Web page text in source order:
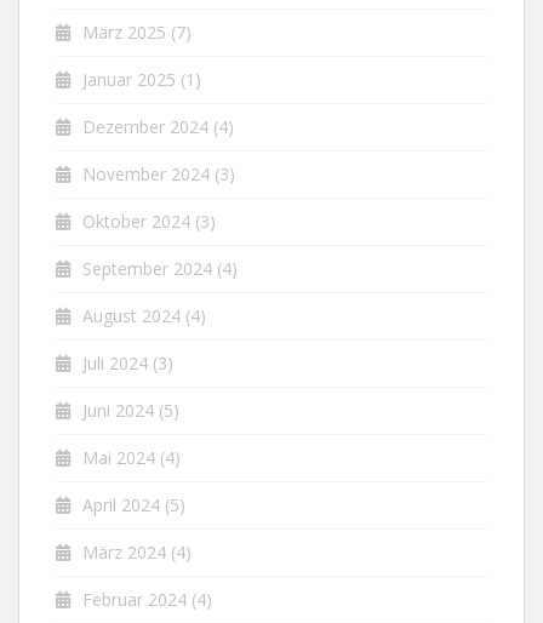
März 2025 (7)
Januar 2025 (1)
Dezember 2024 (4)
November 2024 (3)
Oktober 2024 (3)
September 2024 (4)
August 2024 (4)
Juli 2024 (3)
Juni 2024 (5)
Mai 2024 (4)
April 2024 (5)
März 2024 (4)
Februar 2024 (4)